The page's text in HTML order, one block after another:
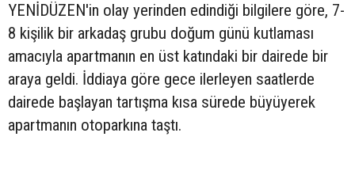
YENİDÜZEN'in olay yerinden edindiği bilgilere göre, 7-
8 kişilik bir arkadaş grubu doğum günü kutlaması
amacıyla apartmanın en üst katındaki bir dairede bir
araya geldi. İddiaya göre gece ilerleyen saatlerde
dairede başlayan tartışma kısa sürede büyüyerek
apartmanın otoparkına taştı.